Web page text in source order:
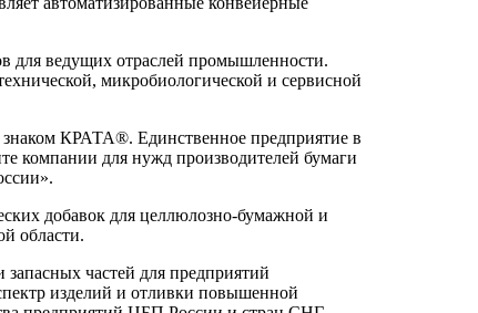
для ведущих отраслей промышленности.
микробиологической и сервисной
КРАТА®. Единственное предприятие в
компании для нужд производителей бумаги
добавок для целлюлозно-бумажной и
области.
частей для предприятий
изделий и отливки повышенной